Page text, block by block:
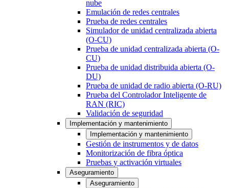
nube
Emulación de redes centrales
Prueba de redes centrales
Simulador de unidad centralizada abierta
(O-CU)
Prueba de unidad centralizada abierta (O-
CU)
Prueba de unidad distribuida abierta (O-
DU)
Prueba de unidad de radio abierta (O-RU)
Prueba del Controlador Inteligente de
RAN (RIC)
Validación de seguridad
Implementación y mantenimiento
Implementación y mantenimiento
Gestión de instrumentos y de datos
Monitorización de fibra óptica
Pruebas y activación virtuales
Aseguramiento
Aseguramiento